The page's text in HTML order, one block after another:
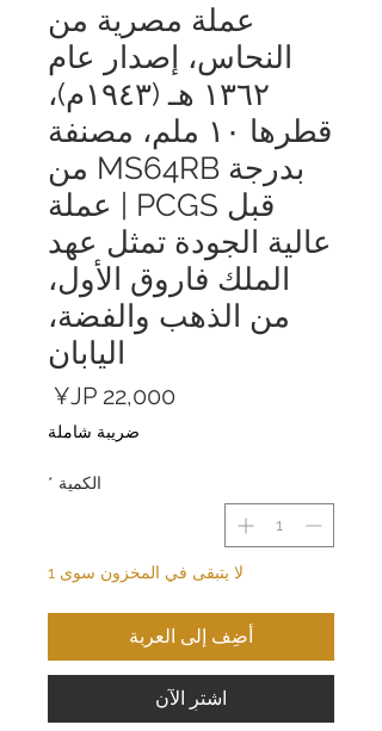
عملة مصرية من
النحاس، إصدار عام
١٣٦٢ هـ (١٩٤٣م)،
قطرها ١٠ ملم، مصنفة
بدرجة MS64RB من
قبل PCGS | عملة
عالية الجودة تمثل عهد
الملك فاروق الأول،
من الذهب والفضة،
اليابان
ضريبة شاملة
الكمية *
لا يتبقى في المخزون سوى 1
أضِف إلى العربة
اشترِ الآن